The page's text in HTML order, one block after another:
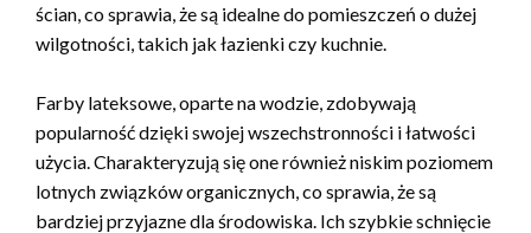
ścian, co sprawia, że są idealne do pomieszczeń o dużej
wilgotności, takich jak łazienki czy kuchnie.
Farby lateksowe, oparte na wodzie, zdobywają
popularność dzięki swojej wszechstronności i łatwości
użycia. Charakteryzują się one również niskim poziomem
lotnych związków organicznych, co sprawia, że są
bardziej przyjazne dla środowiska. Ich szybkie schnięcie